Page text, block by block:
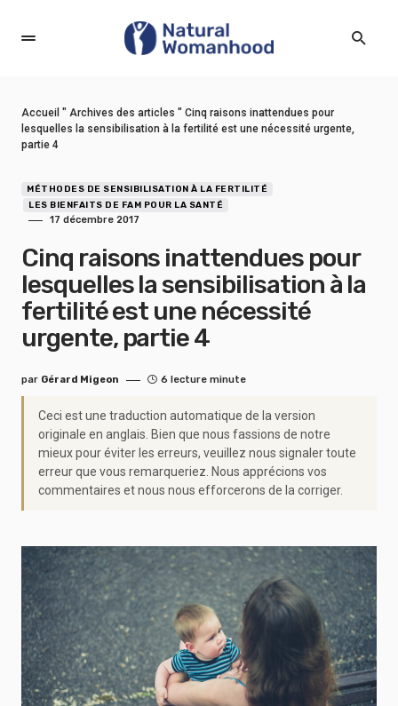
Accueil " Archives des articles " Cinq raisons inattendues pour
lesquelles la sensibilisation à la fertilité est une nécessité urgente,
partie 4
MÉTHODES DE SENSIBILISATION À LA FERTILITÉ
LES BIENFAITS DE FAM POUR LA SANTÉ
17 décembre 2017
Cinq raisons inattendues pour
lesquelles la sensibilisation à la
fertilité est une nécessité
urgente, partie 4
par Gérard Migeon 6 lecture minute
Ceci est une traduction automatique de la version
originale en anglais. Bien que nous fassions de notre
mieux pour éviter les erreurs, veuillez nous signaler toute
erreur que vous remarqueriez. Nous apprécions vos
commentaires et nous nous efforcerons de la corriger.